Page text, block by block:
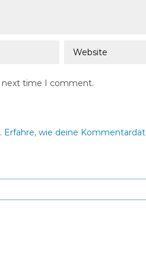
next time I comment.
Erfahre, wie deine